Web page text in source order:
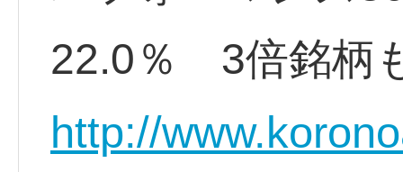
22.0％ 3倍銘柄
http://